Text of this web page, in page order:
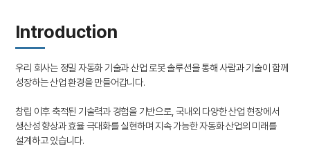
Introduction
우리 회사는 정밀 자동화 기술과 산업 로봇 솔루션을 통해 사람과 기술이 함께
성장하는 산업 환경을 만들어갑니다.
창립 이후 축적된 기술력과 경험을 기반으로, 국내외 다양한 산업 현장에서
생산성 향상과 효율 극대화를 실현하며 지속 가능한 자동화 산업의 미래를
설계하고 있습니다.